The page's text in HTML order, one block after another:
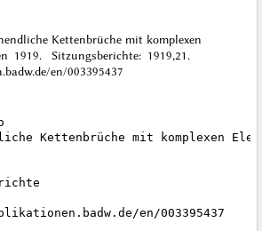
Kettenbrüche mit komplexen
1919. Sitzungsberichte: 1919,21.
en/003395437
Kettenbrüche mit komplexen
en/003395437